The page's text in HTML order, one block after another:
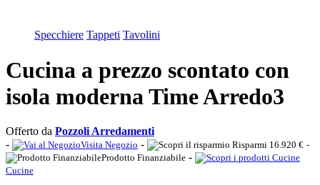
Specchiere Tappeti Tavolini
Cucina a prezzo scontato con
isola moderna Time Arredo3
Offerto da Pozzoli Arredamenti
-
Visita Negozio - Risparmi 16.920 € -
Prodotto Finanziabile -
Cucine